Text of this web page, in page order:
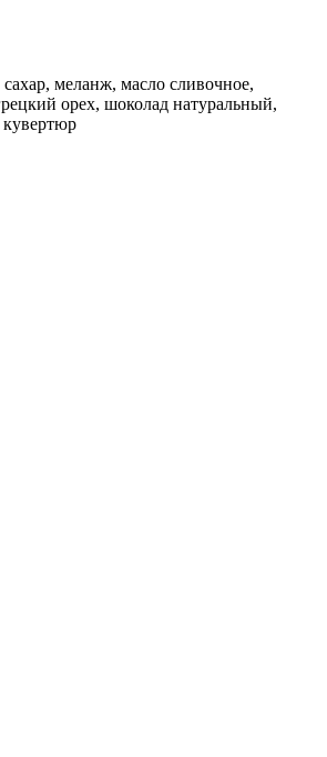
меланж, масло сливочное,
орех, шоколад натуральный,
кувертюр